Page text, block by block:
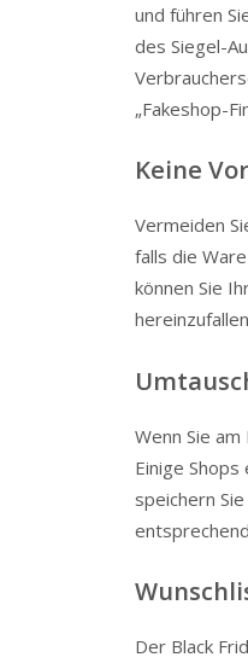
und führen
des Siegel-
„Fakeshop-
Keine
Vermeiden
falls die
können Sie
Wenn Sie
Einige
speichern
Der Black